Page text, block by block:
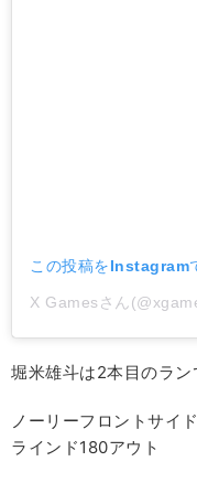
この投稿をInstagram
X Gamesさん
堀米雄斗は2本目のラ
ノーリーフロントサイ
ラインド180アウト